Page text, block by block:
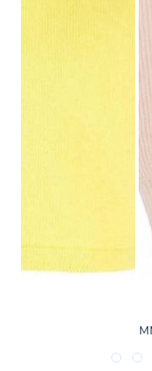
MM6 Maison Margiela